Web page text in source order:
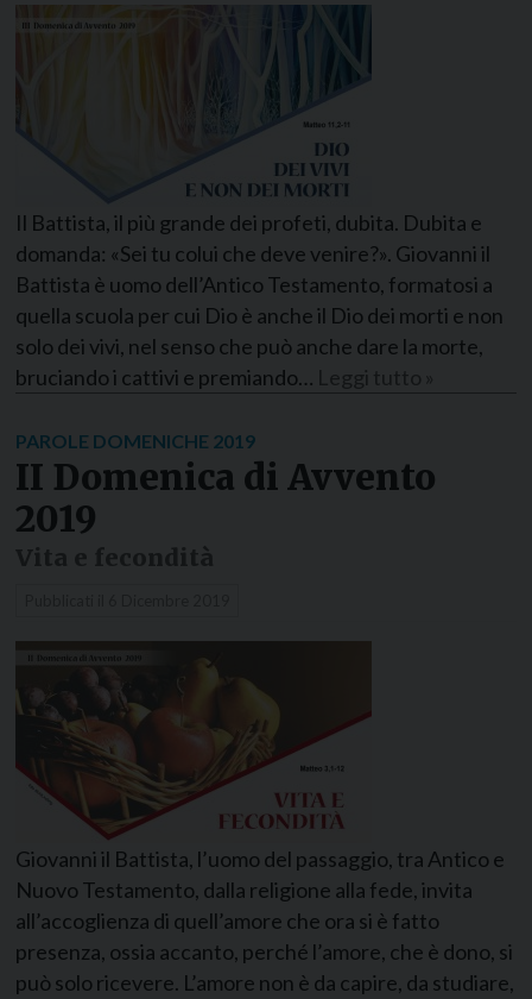
Il Battista, il più grande dei profeti, dubita. Dubita e
domanda: «Sei tu colui che deve venire?». Giovanni il
Battista è uomo dell’Antico Testamento, formatosi a
quella scuola per cui Dio è anche il Dio dei morti e non
solo dei vivi, nel senso che può anche dare la morte,
bruciando i cattivi e premiando…
PAROLE DOMENICHE 2019
II Domenica di Avvento
2019
Giovanni il Battista, l’uomo del passaggio, tra Antico e
Nuovo Testamento, dalla religione alla fede, invita
all’accoglienza di quell’amore che ora si è fatto
presenza, ossia accanto, perché l’amore, che è dono, si
può solo ricevere. L’amore non è da capire, da studiare,